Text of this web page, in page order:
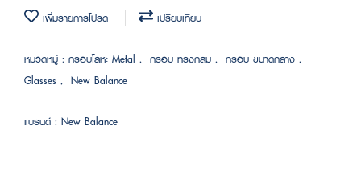
เพิ่มรายการโปรด เปรียบเทียบ
หมวดหมู่ : กรอบโลหะ Metal , กรอบ ทรงกลม , กรอบ ขนาดกลาง ,
Glasses , New Balance
แบรนด์ : New Balance